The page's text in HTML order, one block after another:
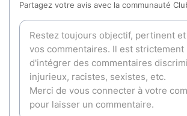
Partagez votre avis avec la communauté